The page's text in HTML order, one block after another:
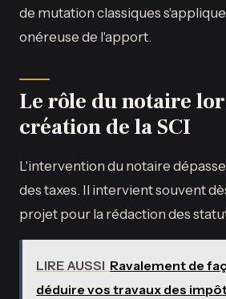
de mutation classiques
onéreuse de l'apport.
Le rôle du notaire
création de la SCI
L'intervention du notaire
des taxes. Il intervient souvent
projet pour la rédaction des
LIRE AUSSI Ravalement de
déduire vos travaux des